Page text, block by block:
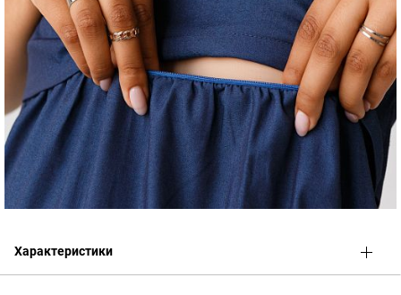
Характеристики